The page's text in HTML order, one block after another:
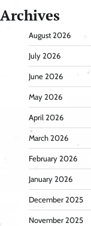
Archives
August 2026
July 2026
June 2026
May 2026
April 2026
March 2026
February 2026
January 2026
December 2025
November 2025